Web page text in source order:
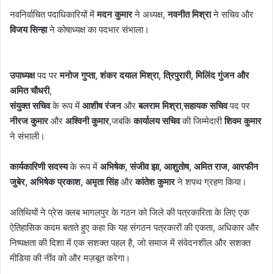
नवनिर्वाचित पदाधिकारियों मेंमदन कुमारने अध्यक्ष,नवनीत मिश्राने सचिव और
विजय सिन्हाने कोषाध्यक्ष का पदभार संभाला।
उपाध्यक्षपद परमनोज गुप्ता, शंकर दयाल मिश्रा, त्रिपुरारी, मिलिंद गुंजन और
अमित चौधरी,
संयुक्त सचिवके रूप में आशीष रंजनऔरबलराम मिश्रा,सहायक सचिवपद पर
नीरज कुमारऔर अश्विनी कुमार,जबकिकार्यालय सचिवकी जिम्मेदारीशिवम कुमार
ने संभाली।
कार्यकारिणी सदस्यके रूप में अभिषेक, संजीव झा, आशुतोष, अमित राज, आरफीन
जुबेर, अभिषेक प्रकाश, अमृता सिंहऔरकांतेश कुमारने शपथ ग्रहण किया।
अतिथियों ने प्रेस क्लब भागलपुर के गठन को जिले की पत्रकारिता के लिए एक
ऐतिहासिक कदम बताते हुए कहा कि यह संगठन पत्रकारों की एकता, अधिकार और
निष्पक्षता की दिशा में एक सशक्त पहल है, जो समाज में संवेदनशील और सशक्त
मीडिया की नींव को और मज़बूत करेगा।